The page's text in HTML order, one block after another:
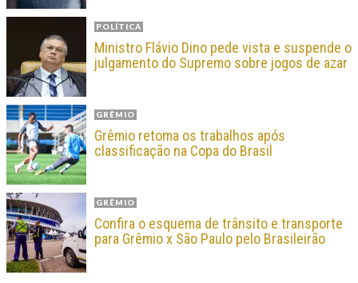
POLÍTICA
Ministro Flávio Dino pede vista e suspende o
julgamento do Supremo sobre jogos de azar
GRÊMIO
Grêmio retoma os trabalhos após
classificação na Copa do Brasil
GRÊMIO
Confira o esquema de trânsito e transporte
para Grêmio x São Paulo pelo Brasileirão